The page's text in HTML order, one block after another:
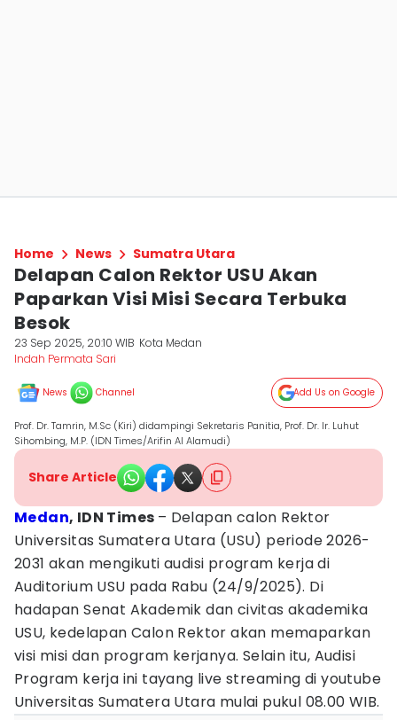
Home News Sumatra Utara
Delapan Calon Rektor USU Akan
Paparkan Visi Misi Secara Terbuka
Besok
23 Sep 2025, 20:10 WIB Kota Medan
Indah Permata Sari
News Channel Add Us on Google
Prof. Dr. Tamrin, M.Sc (Kiri) didampingi Sekretaris Panitia, Prof. Dr. Ir. Luhut
Sihombing, M.P. (IDN Times/Arifin Al Alamudi)
Share Article
Medan, IDN Times – Delapan calon Rektor
Universitas Sumatera Utara (USU) periode 2026-
2031 akan mengikuti audisi program kerja di
Auditorium USU pada Rabu (24/9/2025). Di
hadapan Senat Akademik dan civitas akademika
USU, kedelapan Calon Rektor akan memaparkan
visi misi dan program kerjanya. Selain itu, Audisi
Program kerja ini tayang live streaming di youtube
Universitas Sumatera Utara mulai pukul 08.00 WIB.